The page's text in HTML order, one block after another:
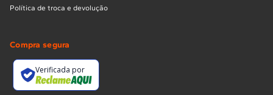
Política de troca e devolução
Compra segura
Verificada por